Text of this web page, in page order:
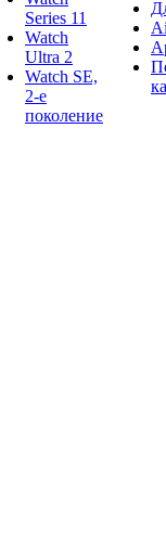
Series 11
Watch
Ultra 2
Watch SE,
2-е
поколение